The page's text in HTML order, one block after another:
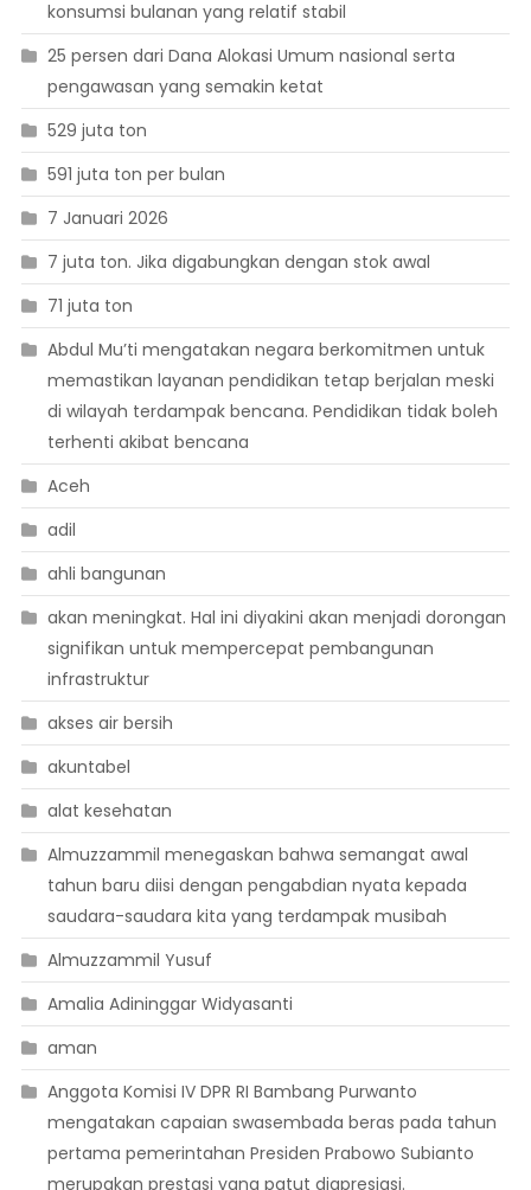
konsumsi bulanan yang relatif stabil
25 persen dari Dana Alokasi Umum nasional serta
pengawasan yang semakin ketat
529 juta ton
591 juta ton per bulan
7 Januari 2026
7 juta ton. Jika digabungkan dengan stok awal
71 juta ton
Abdul Mu’ti mengatakan negara berkomitmen untuk
memastikan layanan pendidikan tetap berjalan meski
di wilayah terdampak bencana. Pendidikan tidak boleh
terhenti akibat bencana
Aceh
adil
ahli bangunan
akan meningkat. Hal ini diyakini akan menjadi dorongan
signifikan untuk mempercepat pembangunan
infrastruktur
akses air bersih
akuntabel
alat kesehatan
Almuzzammil menegaskan bahwa semangat awal
tahun baru diisi dengan pengabdian nyata kepada
saudara-saudara kita yang terdampak musibah
Almuzzammil Yusuf
Amalia Adininggar Widyasanti
aman
Anggota Komisi IV DPR RI Bambang Purwanto
mengatakan capaian swasembada beras pada tahun
pertama pemerintahan Presiden Prabowo Subianto
merupakan prestasi yang patut diapresiasi.